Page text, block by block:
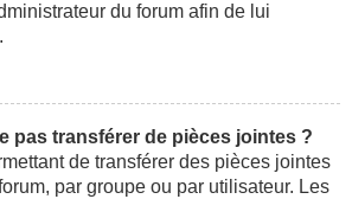
du forum afin de lui
pas transférer de pièces jointes ?
de transférer des pièces jointes
par groupe ou par utilisateur. Les